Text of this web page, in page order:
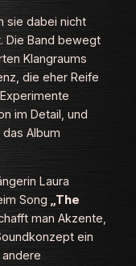
sie dabei nicht
Die Band bewegt
Klangraums
die eher Reife
im Detail, und
Album
Laura
Song„The
man Akzente,
ein